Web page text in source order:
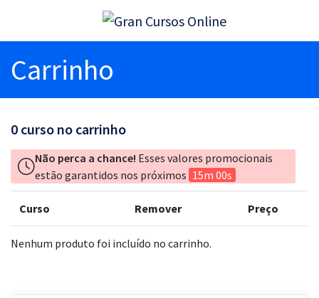
Carrinho
0 curso no carrinho
Não perca a chance! Esses valores promocionais
estão garantidos nos próximos 15m 00s
Curso Remover Preço
Nenhum produto foi incluído no carrinho.